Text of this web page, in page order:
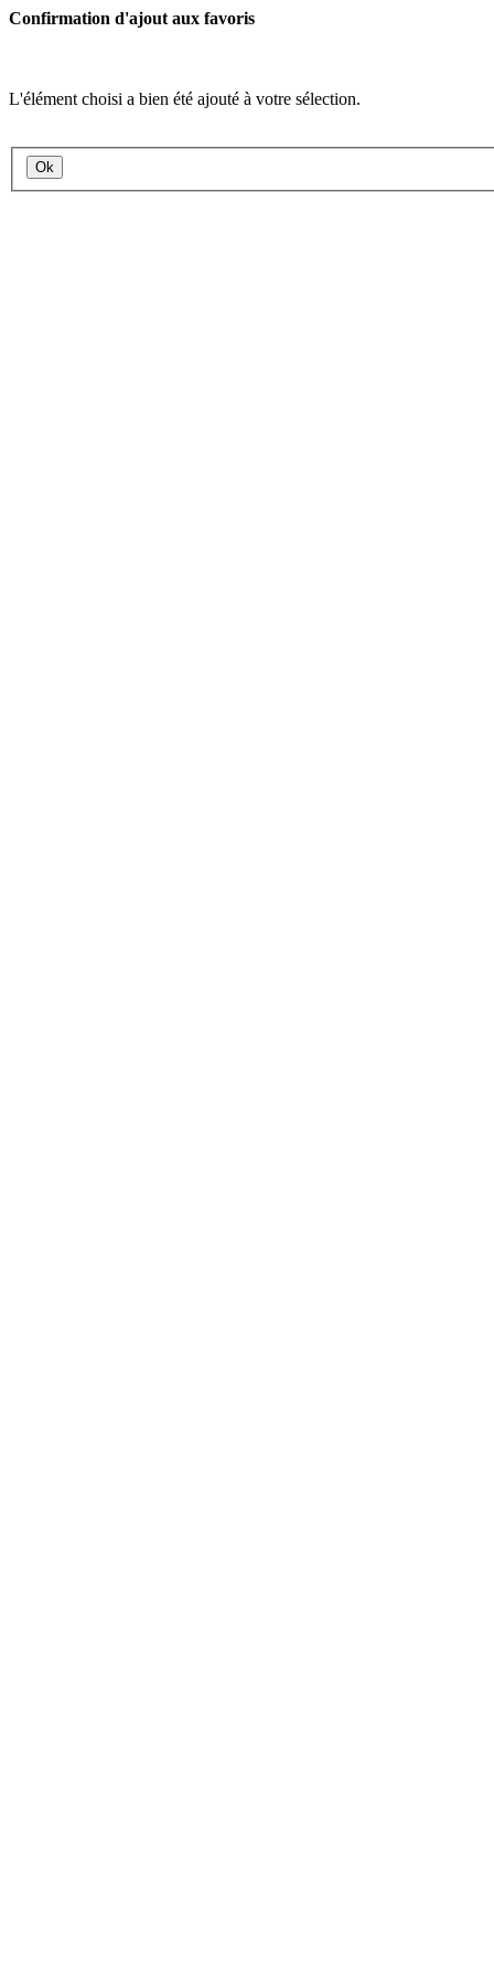
Confirmation d'ajout aux favoris
L'élément choisi a bien été ajouté à votre sélection.